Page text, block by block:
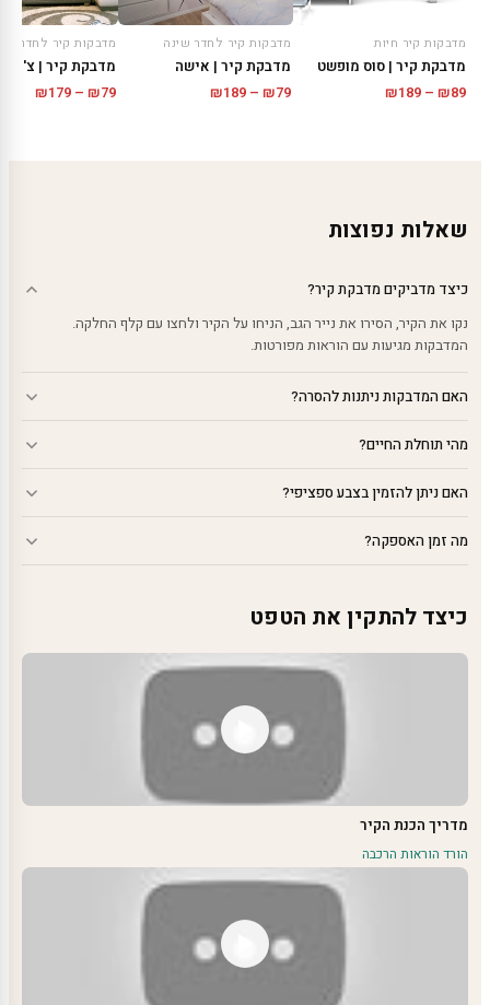
מדבקות קיר חיות
מדבקת קיר | סוס מופשט
₪89
–
₪189
מדבקות קיר לחדר שינה
מדבקת קיר | אישה
₪79
–
₪189
מדבקות קיר לחדר
מדבקת קיר | צ'ה
₪79
–
₪179
שאלות נפוצות
כיצד מדביקים מדבקת קיר?
נקו את הקיר, הסירו את נייר הגב, הניחו על הקיר ולחצו עם קלף החלקה.
המדבקות מגיעות עם הוראות מפורטות.
האם המדבקות ניתנות להסרה?
מהי תוחלת החיים?
האם ניתן להזמין בצבע ספציפי?
מה זמן האספקה?
כיצד להתקין את הטפט
מדריך הכנת הקיר
הורד הוראות הרכבה